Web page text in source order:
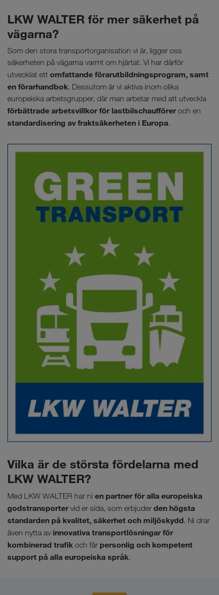
LKW WALTER för mer säkerhet på
vägarna?
Som den stora transportorganisation vi är, ligger oss
säkerheten på vägarna varmt om hjärtat. Vi har därför
utvecklat ett omfattande förarutbildningsprogram, samt
en förarhandbok. Dessutom är vi aktiva inom olika
europeiska arbetsgrupper, där man arbetar med att utveckla
förbättrade arbetsvillkor för lastbilschaufförer och en
standardisering av fraktsäkerheten i Europa.
Vilka är de största fördelarna med
LKW WALTER?
Med LKW WALTER har ni en partner för alla europeiska
godstransporter vid er sida, som erbjuder den högsta
standarden på kvalitet, säkerhet och miljöskydd. Ni drar
även nytta av innovativa transportlösningar för
kombinerad trafik och får personlig och kompetent
support på alla europeiska språk.